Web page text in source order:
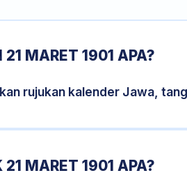
21 MARET 1901 APA?
rujukan kalender Jawa,
21 MARET 1901 APA?